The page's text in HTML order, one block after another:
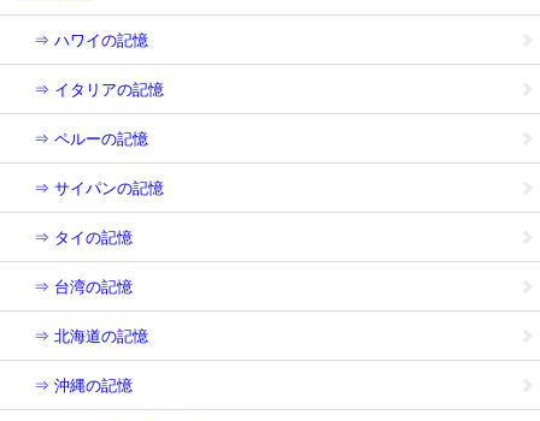
⇒ ハワイの記憶
⇒ イタリアの記憶
⇒ ペルーの記憶
⇒ サイパンの記憶
⇒ タイの記憶
⇒ 台湾の記憶
⇒ 北海道の記憶
⇒ 沖縄の記憶